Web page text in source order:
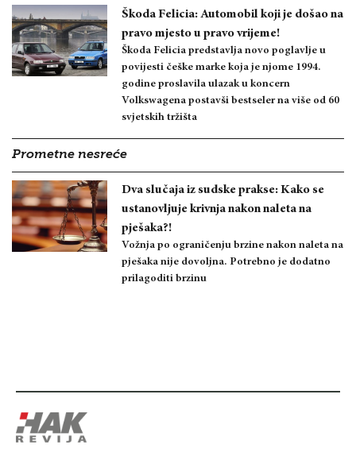
Škoda Felicia: Automobil koji je došao na
pravo mjesto u pravo vrijeme!
Škoda Felicia predstavlja novo poglavlje u
povijesti češke marke koja je njome 1994.
godine proslavila ulazak u koncern
Volkswagena postavši bestseler na više od 60
svjetskih tržišta
Prometne nesreće
Dva slučaja iz sudske prakse: Kako se
ustanovljuje krivnja nakon naleta na
pješaka?!
Vožnja po ograničenju brzine nakon naleta na
pješaka nije dovoljna. Potrebno je dodatno
prilagoditi brzinu